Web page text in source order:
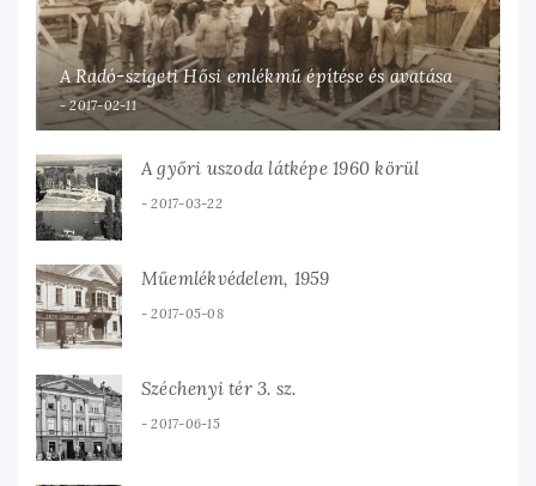
A Radó-szigeti Hősi emlékmű építése és avatása
2017-02-11
A győri uszoda látképe 1960 körül
2017-03-22
Műemlékvédelem, 1959
2017-05-08
Széchenyi tér 3. sz.
2017-06-15